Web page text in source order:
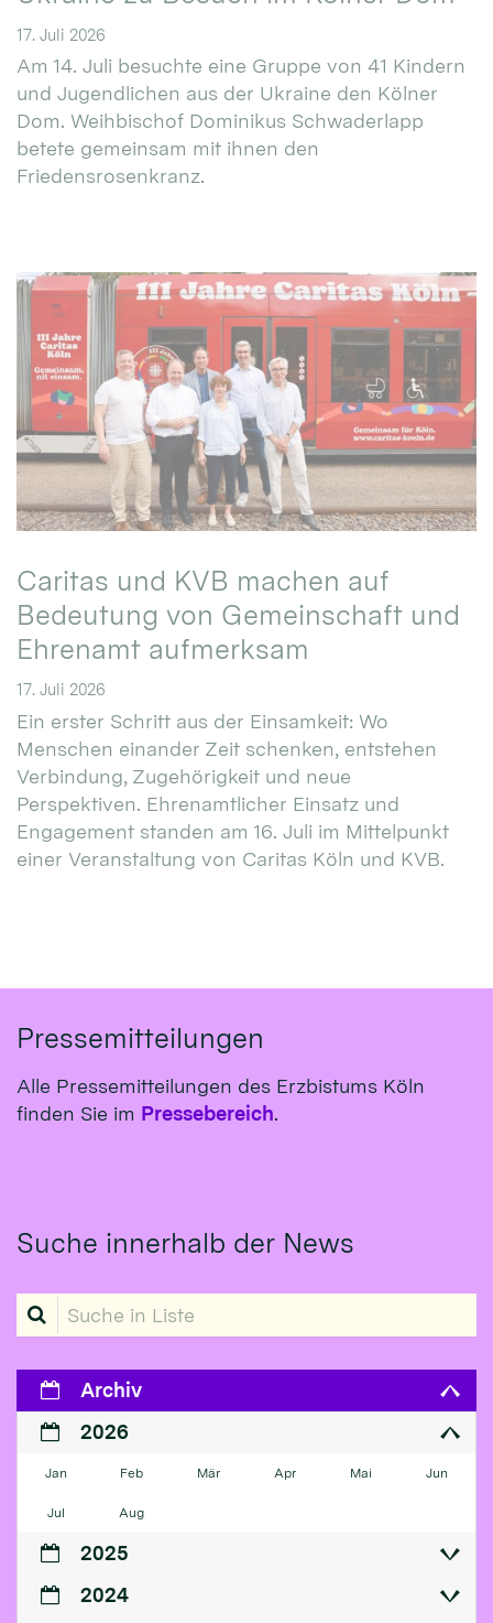
17. Juli 2026
Am 14. Juli besuchte eine Gruppe von 41 Kindern
und Jugendlichen aus der Ukraine den Kölner
Dom. Weihbischof Dominikus Schwaderlapp
betete gemeinsam mit ihnen den
Friedensrosenkranz.
Caritas und KVB machen auf
Bedeutung von Gemeinschaft und
Ehrenamt aufmerksam
17. Juli 2026
Ein erster Schritt aus der Einsamkeit: Wo
Menschen einander Zeit schenken, entstehen
Verbindung, Zugehörigkeit und neue
Perspektiven. Ehrenamtlicher Einsatz und
Engagement standen am 16. Juli im Mittelpunkt
einer Veranstaltung von Caritas Köln und KVB.
Pressemitteilungen
Alle Pressemitteilungen des Erzbistums Köln
finden Sie im Pressebereich.
Suche innerhalb der News
Suche in Liste
Archiv
2026
Jan Feb Mär Apr Mai Jun
Jul Aug
2025
2024